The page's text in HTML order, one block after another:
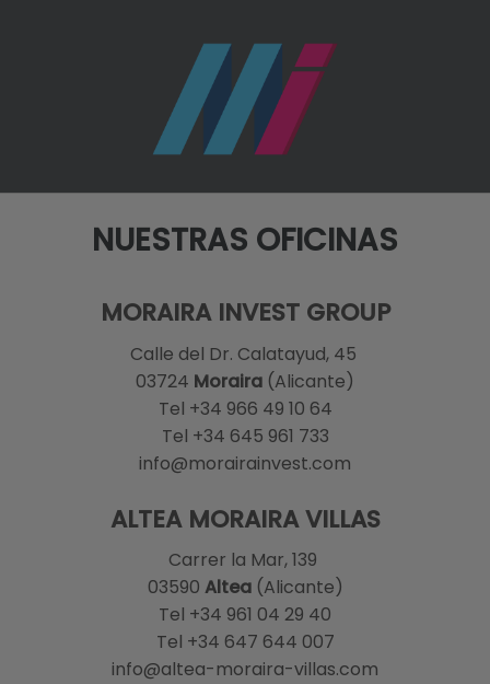
NUESTRAS OFICINAS
MORAIRA INVEST GROUP
Calle del Dr. Calatayud, 45
03724 Moraira (Alicante)
Tel +34 966 49 10 64
Tel +34 645 961 733
info@morairainvest.com
ALTEA MORAIRA VILLAS
Carrer la Mar, 139
03590 Altea(Alicante)
Tel +34 961 04 29 40
Tel +34 647 644 007
info@altea-moraira-villas.com